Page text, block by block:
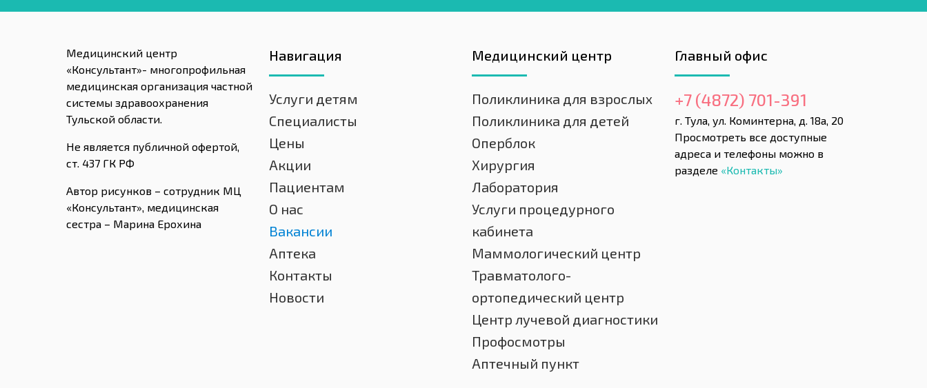
Медицинский центр
«Консультант»- многопрофильная
медицинская организация частной
системы здравоохранения
Тульской области.
Не является публичной офертой,
ст. 437 ГК РФ
Автор рисунков – сотрудник МЦ
«Консультант», медицинская
сестра – Марина Ерохина
Навигация
Услуги детям
Специалисты
Цены
Акции
Пациентам
О нас
Вакансии
Аптека
Контакты
Новости
Медицинский центр
Поликлиника для взрослых
Поликлиника для детей
Оперблок
Хирургия
Лаборатория
Услуги процедурного
кабинета
Маммологический центр
Травматолого-
ортопедический центр
Центр лучевой диагностики
Профосмотры
Аптечный пункт
Главный офис
+7 (4872) 701-391
г. Тула, ул. Коминтерна, д. 18а, 20
Просмотреть все доступные
адреса и телефоны можно в
разделе «Контакты»